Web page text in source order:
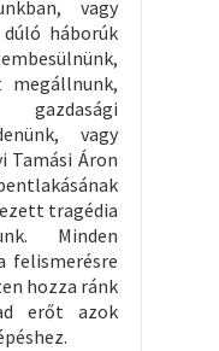
vagy
háborúk
vagy
Tamási Áron
tragédia
Minden
felismerésre
hozza ránk
erőt azok